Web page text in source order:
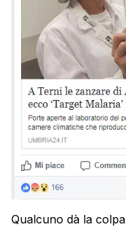
Qualcuno dà la colpa